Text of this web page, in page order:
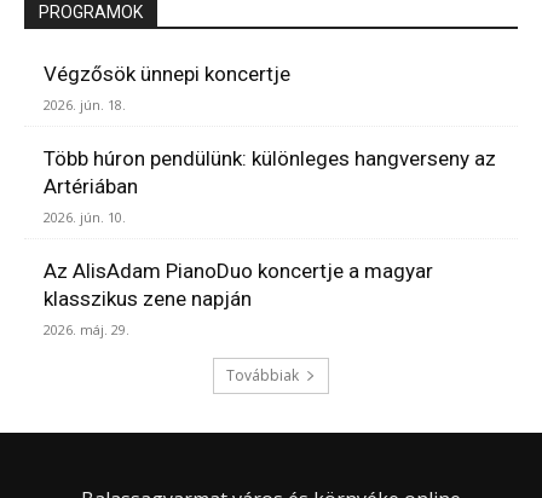
PROGRAMOK
Végzősök ünnepi koncertje
2026. jún. 18.
Több húron pendülünk: különleges hangverseny az
Artériában
2026. jún. 10.
Az AlisAdam PianoDuo koncertje a magyar
klasszikus zene napján
2026. máj. 29.
Továbbiak